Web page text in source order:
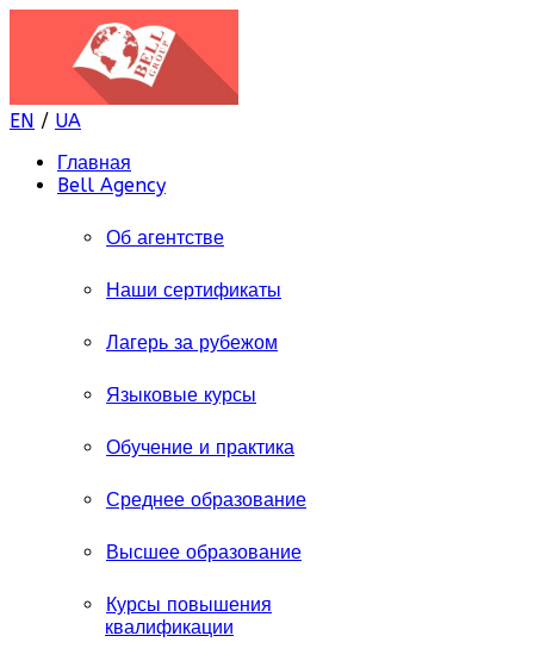
EN / UA
Главная
Bell Agency
Об агентстве
Наши сертификаты
Лагерь за рубежом
Языковые курсы
Обучение и практика
Среднее образование
Высшее образование
Курсы повышения
квалификации